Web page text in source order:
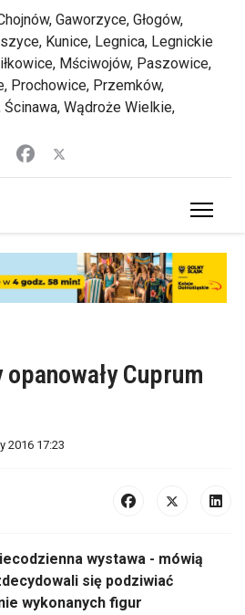
Gaworzyce, Głogów,
Kunice, Legnica, Legnickie
Mściwojów, Paszowice,
Prochowice, Przemków,
Ścinawa, Wądroże Wielkie,
Cuprum
2016 17:23
wystawa - mówią
się podziwiać
wykonanych figur